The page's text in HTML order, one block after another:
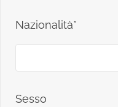
Nazionalità*
Sesso